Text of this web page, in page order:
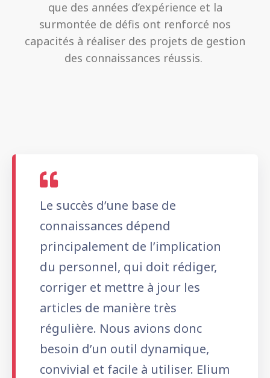
que des années d’expérience et la
surmontée de défis ont renforcé nos
capacités à réaliser des projets de gestion
des connaissances réussis.
Le succès d’une base de
connaissances dépend
principalement de l’implication
du personnel, qui doit rédiger,
corriger et mettre à jour les
articles de manière très
régulière. Nous avions donc
besoin d’un outil dynamique,
convivial et facile à utiliser. Elium